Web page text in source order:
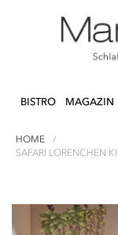
zum
BISTRO MAGAZIN
HOME
SAFARI LORENCHEN
Ende